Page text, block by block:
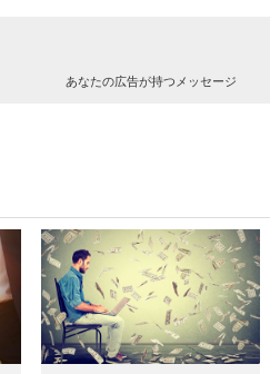
あなたの広告が持つメッセージ